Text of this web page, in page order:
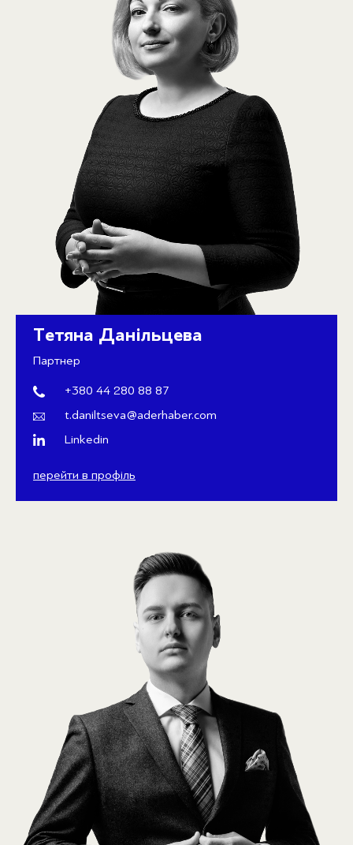
Тетяна Данільцева
Партнер
+380 44 280 88 87
t.daniltseva@aderhaber.com
Linkedin
перейти в профіль